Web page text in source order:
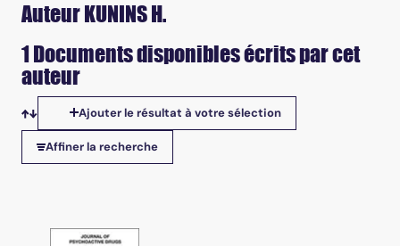
Auteur KUNINS H.
1 Documents disponibles écrits par cet
auteur
Tris disponibles
Ajouter le résultat à votre sélection
Affiner la recherche